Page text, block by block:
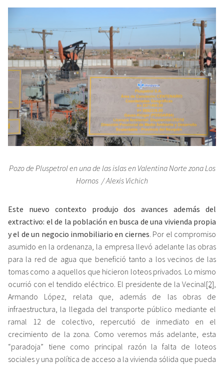
Pozo de Pluspetrol en una de las islas en Valentina Norte zona Los
Hornos / Alexis Vichich
Este nuevo contexto produjo dos avances además del
extractivo: el de la población en busca de una vivienda propia
y el de un negocio inmobiliario en ciernes. Por el compromiso
asumido en la ordenanza, la empresa llevó adelante las obras
para la red de agua que benefició tanto a los vecinos de las
tomas como a aquellos que hicieron loteos privados. Lo mismo
ocurrió con el tendido eléctrico. El presidente de la Vecinal[2],
Armando López, relata que, además de las obras de
infraestructura, la llegada del transporte público mediante el
ramal 12 de colectivo, repercutió de inmediato en el
crecimiento de la zona. Como veremos más adelante, esta
“paradoja” tiene como principal razón la falta de loteos
sociales y una política de acceso a la vivienda sólida que pueda